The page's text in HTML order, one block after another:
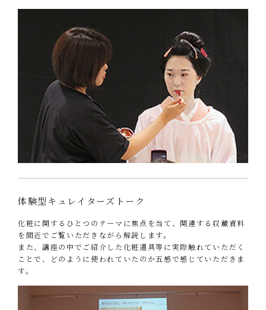
体験型キュレイターズトーク
化粧に関するひとつのテーマに焦点を当て、関連する収蔵資料
を間近でご覧いただきながら解説します。
また、講座の中でご紹介した化粧道具等に実際触れていただく
ことで、どのように使われていたのか五感で感じていただきま
す。